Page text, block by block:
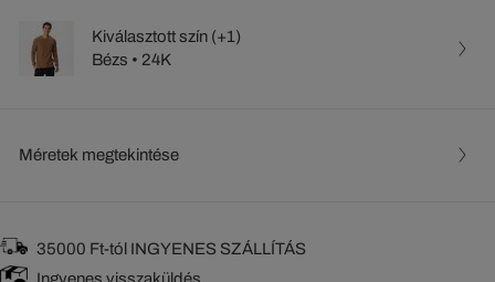
Kiválasztott szín (+1)
Bézs • 24K
Méretek megtekintése
35000 Ft-tól INGYENES SZÁLLÍTÁS